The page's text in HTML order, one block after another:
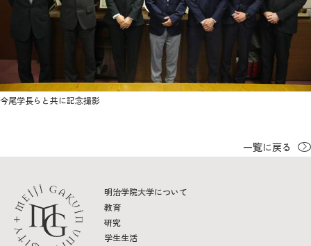
アクセス
キャンパス
案内
入試情報
取材・撮影 資料請求
今尾学長らと共に記念撮影
一覧に戻る
明治学院大学について
教育
研究
学生生活